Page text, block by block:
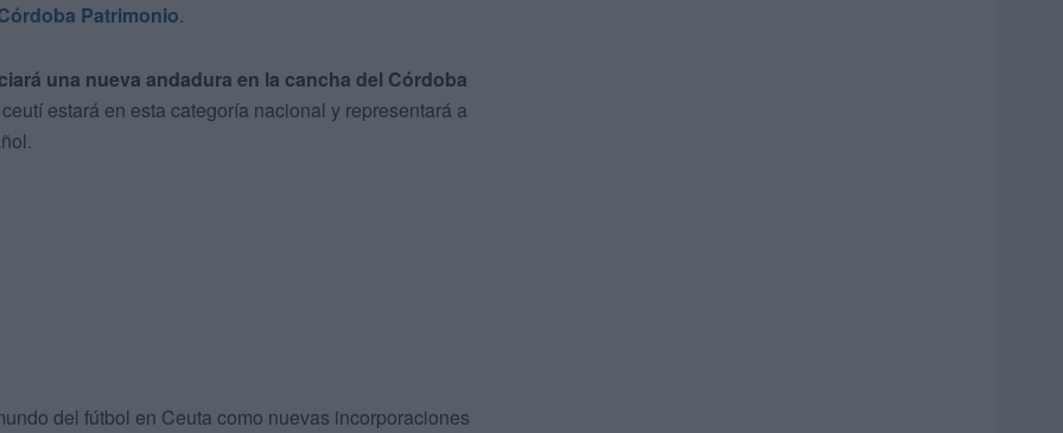
Patrimonio.
una nueva andadura en la cancha del Córdoba
estará en esta categoría nacional y representará a
del fútbol en Ceuta como nuevas incorporaciones